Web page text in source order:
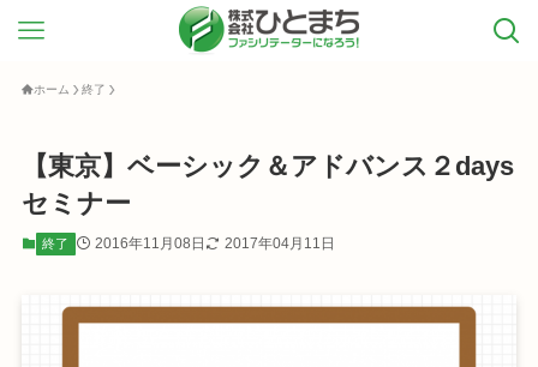
ホーム 終了
【東京】ベーシック＆アドバンス２days
セミナー
終了 2016年11月08日 2017年04月11日